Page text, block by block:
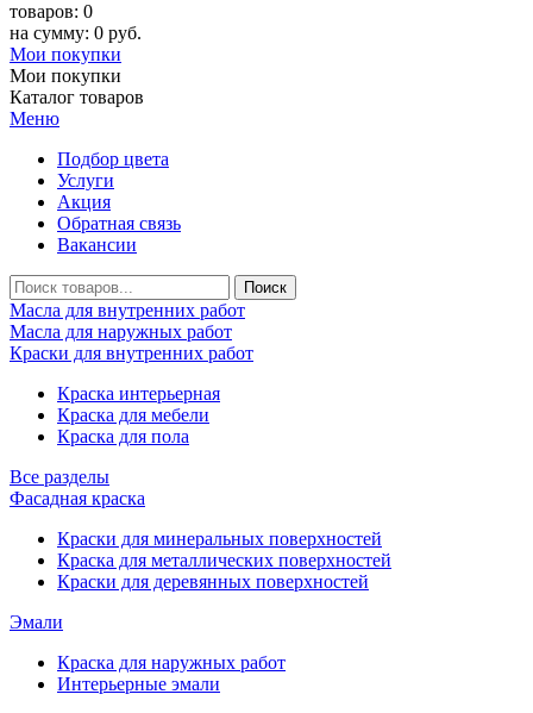
товаров: 0
на сумму: 0 руб.
Мои покупки
Мои покупки
Каталог товаров
Меню
Подбор цвета
Услуги
Акция
Обратная связь
Вакансии
Масла для внутренних работ
Масла для наружных работ
Краски для внутренних работ
Краска интерьерная
Краска для мебели
Краска для пола
Все разделы
Фасадная краска
Краски для минеральных поверхностей
Краска для металлических поверхностей
Краски для деревянных поверхностей
Эмали
Краска для наружных работ
Интерьерные эмали